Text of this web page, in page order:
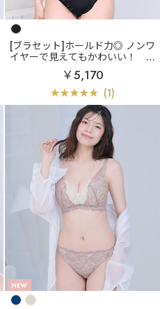
[ブラセット]ホールド力◎ ノンワ
イヤーで見えてもかわいい！
小
さく見せる フリル ノンワイヤー
ブラジャー&ショーツ (グラマー
サイズ)
￥5,170
(1)